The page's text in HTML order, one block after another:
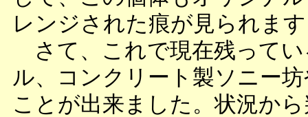
レンジされた痕が見られま
さて、これで現在残って
ル、コンクリート製ソニー
ことが出来ました。状況か